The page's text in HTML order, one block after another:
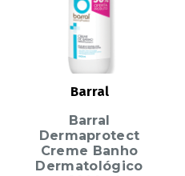
Barral
Barral
Dermaprotect
Creme Banho
Dermatológico